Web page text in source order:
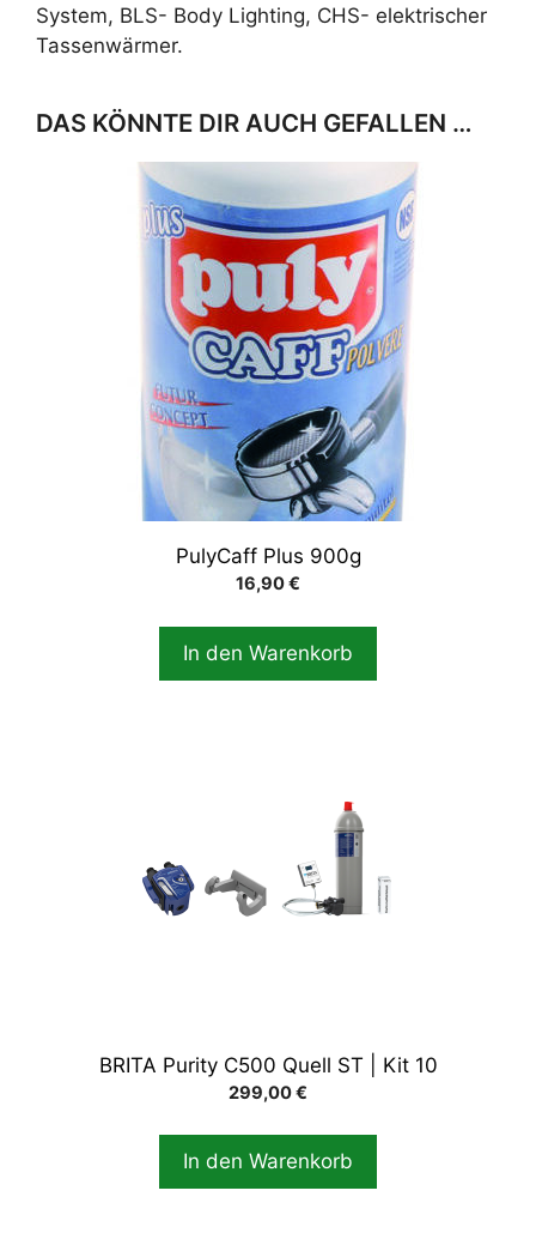
System, BLS- Body Lighting, CHS- elektrischer
Tassenwärmer.
DAS KÖNNTE DIR AUCH GEFALLEN …
PulyCaff Plus 900g
16,90€
In den Warenkorb
BRITA Purity C500 Quell ST | Kit 10
299,00€
In den Warenkorb